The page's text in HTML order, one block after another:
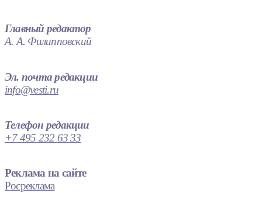
Главный редактор
А. А. Филипповский
Эл. почта редакции
info@vesti.ru
Телефон редакции
+7 495 232 63 33
Реклама на сайте
Росреклама